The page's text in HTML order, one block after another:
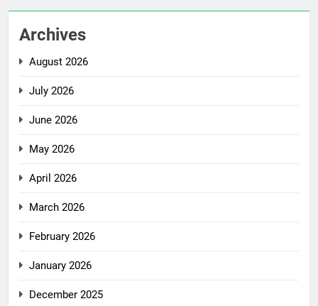
Archives
August 2026
July 2026
June 2026
May 2026
April 2026
March 2026
February 2026
January 2026
December 2025